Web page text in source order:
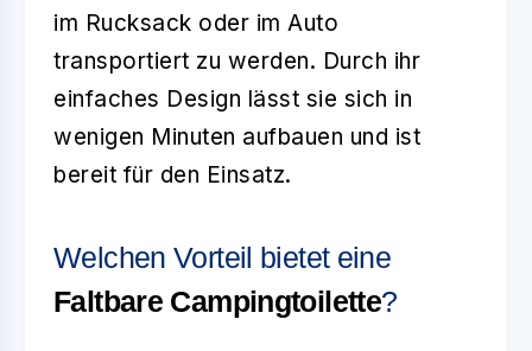
im Rucksack oder im Auto
transportiert zu werden. Durch ihr
einfaches Design lässt sie sich in
wenigen Minuten aufbauen und ist
bereit für den Einsatz.
Welchen Vorteil bietet eine
Faltbare Campingtoilette?